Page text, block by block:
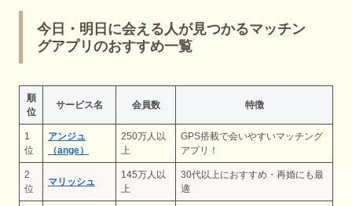
今日・明日に会える人が見つかるマッチン
グアプリのおすすめ一覧
順
位
サービス名 会員数 特徴
1
位
アンジュ
（ange）
250万人以
上
GPS搭載で会いやすいマッチング
アプリ！
2
位
マリッシュ
145万人以
上
30代以上におすすめ・再婚にも最
適